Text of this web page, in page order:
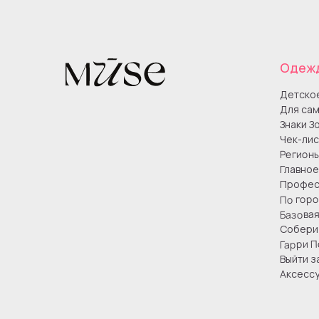
Для
Знаки
Чек-
Главное
По
Собери
Гарри
Выйти